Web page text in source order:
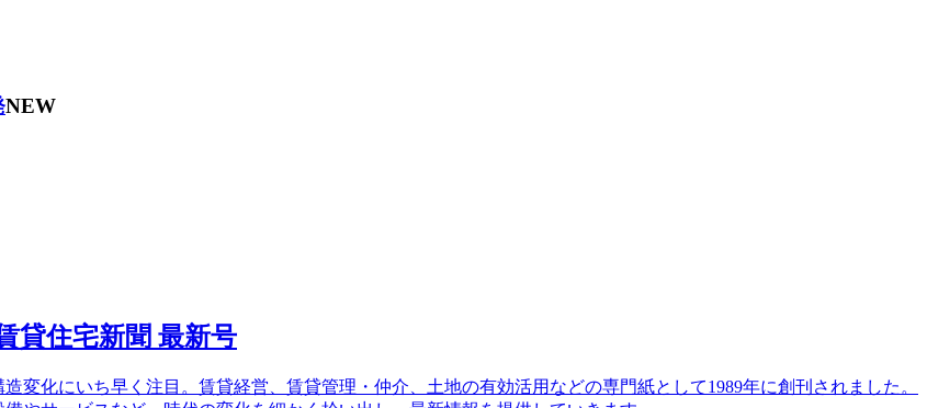
NEW
変化にいち早く注目。賃貸経営、賃貸管理・仲介、土地の有効活用などの専門紙として1989年に創刊されました。